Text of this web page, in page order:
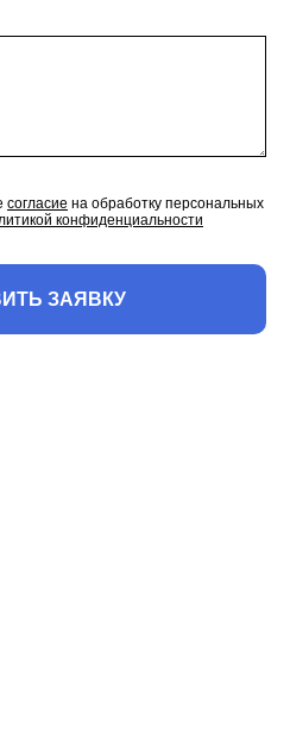
согласие на обработку персональных
конфиденциальности
ЗАЯВКУ